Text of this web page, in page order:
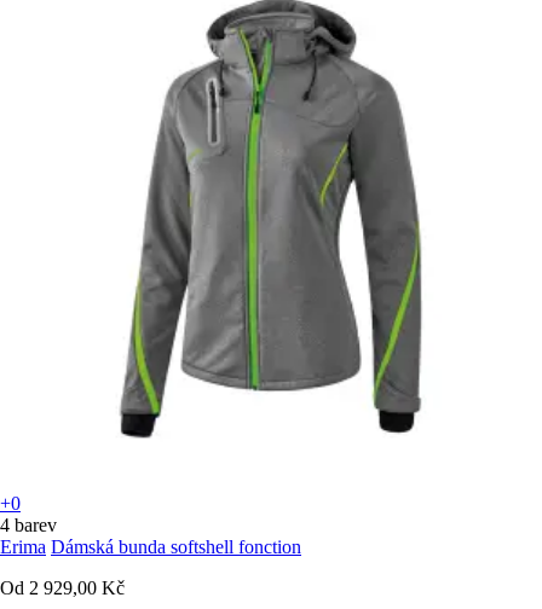
+0
4 barev
Erima Dámská bunda softshell fonction
Od 2 929,00 Kč